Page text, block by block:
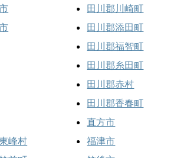
峰村
田川郡川崎町
田川郡添田町
田川郡福智町
田川郡糸田町
田川郡赤村
田川郡香春町
直方市
福津市